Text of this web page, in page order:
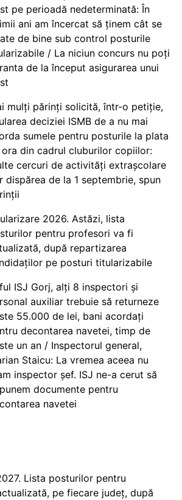
pe perioadă nedeterminată: În
ani am încercat să ținem cât se
de bine sub control posturile
/ La niciun concurs nu poți
de la început asigurarea unui
mulți părinți solicită, într-o petiție,
deciziei ISMB de a nu mai
sumele pentru posturile la plata
din cadrul cluburilor copiilor:
cercuri de activități extrașcolare
dispărea de la 1 septembrie, spun
2026. Astăzi, lista
pentru profesori va fi
după repartizarea
pe posturi titularizabile
ISJ Gorj, alți 8 inspectori și
auxiliar trebuie să returneze
55.000 de lei, bani acordați
decontarea navetei, timp de
un an / Inspectorul general,
Staicu: La vremea aceea nu
inspector șef. ISJ ne-a cerut să
documente pentru
navetei
Lista posturilor pentru
pe fiecare județ, după